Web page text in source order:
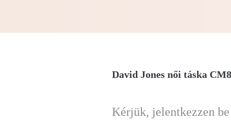
David Jones női táska
Kérjük, jelentkezzen